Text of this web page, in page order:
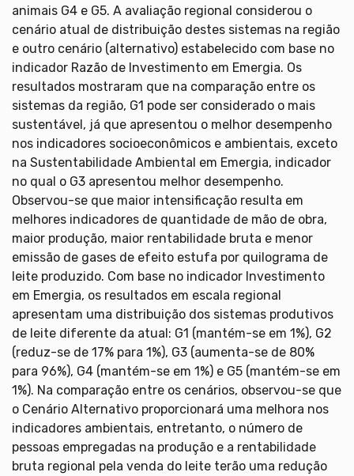
animais G4 e G5. A avaliação regional considerou o
cenário atual de distribuição destes sistemas na região
e outro cenário (alternativo) estabelecido com base no
indicador Razão de Investimento em Emergia. Os
resultados mostraram que na comparação entre os
sistemas da região, G1 pode ser considerado o mais
sustentável, já que apresentou o melhor desempenho
nos indicadores socioeconômicos e ambientais, exceto
na Sustentabilidade Ambiental em Emergia, indicador
no qual o G3 apresentou melhor desempenho.
Observou-se que maior intensificação resulta em
melhores indicadores de quantidade de mão de obra,
maior produção, maior rentabilidade bruta e menor
emissão de gases de efeito estufa por quilograma de
leite produzido. Com base no indicador Investimento
em Emergia, os resultados em escala regional
apresentam uma distribuição dos sistemas produtivos
de leite diferente da atual: G1 (mantém-se em 1%), G2
(reduz-se de 17% para 1%), G3 (aumenta-se de 80%
para 96%), G4 (mantém-se em 1%) e G5 (mantém-se em
1%). Na comparação entre os cenários, observou-se que
o Cenário Alternativo proporcionará uma melhora nos
indicadores ambientais, entretanto, o número de
pessoas empregadas na produção e a rentabilidade
bruta regional pela venda do leite terão uma redução